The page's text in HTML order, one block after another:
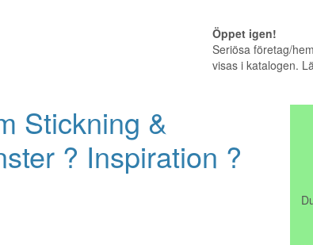
Öppet igen!
Seriösa företag/
visas i katalogen.
Stickning &
? Inspiration ?